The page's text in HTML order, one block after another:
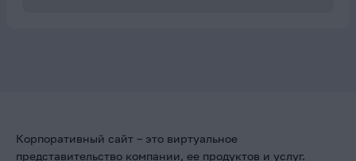
Корпоративный сайт – это виртуальное
представительство компании, ее продуктов и услуг.